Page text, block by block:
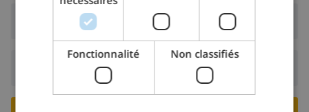
Arrivée: De 16:00 avant 19:00
Départ: Avant: 10:00
Fonctionnalité Non classifiés